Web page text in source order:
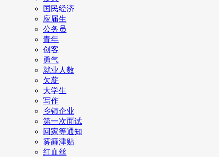
国民经济
应届生
公务员
青年
创客
勇气
就业人数
欠薪
大学生
写作
乡镇企业
第一次面试
回家等通知
雾霾津贴
红血丝